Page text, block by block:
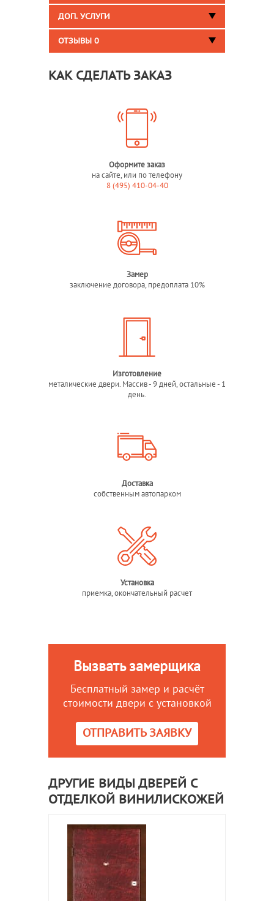
ДОП. УСЛУГИ
ОТЗЫВЫ 0
КАК СДЕЛАТЬ ЗАКАЗ
Оформите заказ
на сайте, или по телефону
8 (495) 410-04-40
Замер
заключение договора, предоплата 10%
Изготовление
металические двери. Массив - 9 дней, остальные - 1
день.
Доставка
собственным автопарком
Установка
приемка, окончательный расчет
Вызвать замерщика
Бесплатный замер и расчёт
стоимости двери с установкой
ОТПРАВИТЬ ЗАЯВКУ
ДРУГИЕ ВИДЫ ДВЕРЕЙ С
ОТДЕЛКОЙ ВИНИЛИСКОЖЕЙ